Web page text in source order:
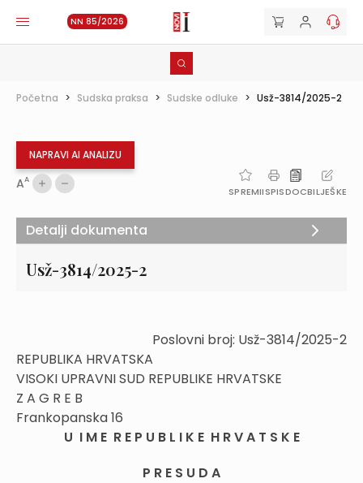
NN 85/2026
Početna > Sudska praksa > Sudske odluke > Usž-3814/2025-2
NAPRAVI AI ANALIZU
AA
SPREMIISPISDOCBILJEŠKE
Usž-3814/2025-2
Poslovni broj: Usž-3814/2025-2
REPUBLIKA HRVATSKA
VISOKI UPRAVNI SUD REPUBLIKE HRVATSKE
Z A G R E B
Frankopanska 16
U I M E R E P U B L I K E H R V A T S K E
P R E S U D A
Detalji dokumenta